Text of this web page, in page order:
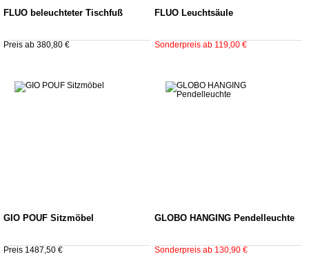
FLUO beleuchteter Tischfuß
Preis ab 380,80 €
FLUO Leuchtsäule
Sonderpreis ab 119,00 €
GIO POUF Sitzmöbel
Preis 1487,50 €
GLOBO HANGING Pendelleuchte
Sonderpreis ab 130,90 €